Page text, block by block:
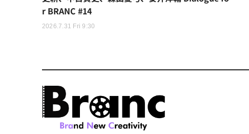
r BRANC #14
2026.7.31 Fri 9:30